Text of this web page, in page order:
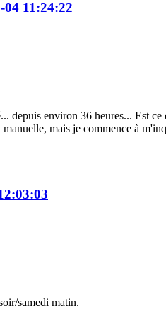
04 11:24:22
depuis environ 36 heures... Est
mais je commence à
samedi matin.